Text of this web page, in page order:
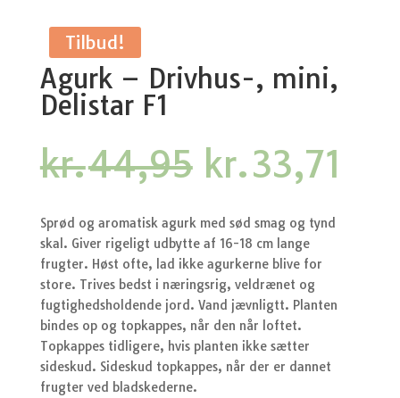
Tilbud!
Agurk – Drivhus-, mini,
Delistar F1
kr.44,95 Den
oprindelige
pris
var:
kr.44,95.
kr.33,71
Sprød og aromatisk agurk med sød smag og tynd
skal. Giver rigeligt udbytte af 16-18 cm lange
frugter. Høst ofte, lad ikke agurkerne blive for
store. Trives bedst i næringsrig, veldrænet og
fugtighedsholdende jord. Vand jævnligtt. Planten
bindes op og topkappes, når den når loftet.
Topkappes tidligere, hvis planten ikke sætter
sideskud. Sideskud topkappes, når der er dannet
frugter ved bladskederne.